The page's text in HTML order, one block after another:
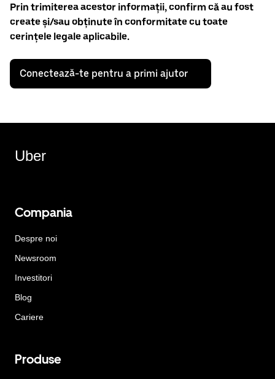
Prin trimiterea acestor informații, confirm că au fost
create și/sau obținute în conformitate cu toate
cerințele legale aplicabile.
Conectează-te pentru a primi ajutor
Uber
Compania
Despre noi
Newsroom
Investitori
Blog
Cariere
Produse